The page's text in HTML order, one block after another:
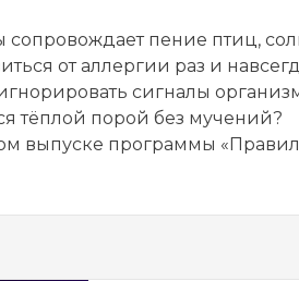
пение птиц,
от аллергии раз и
сигналы
тёплой порой без мучений?
выпуске программы